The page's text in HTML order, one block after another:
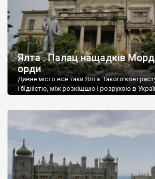
Ялта . Палац нащадків
орди
Дивне місто все таки Ялта. Такого
і бідністю, між розкішшю і розрухою в